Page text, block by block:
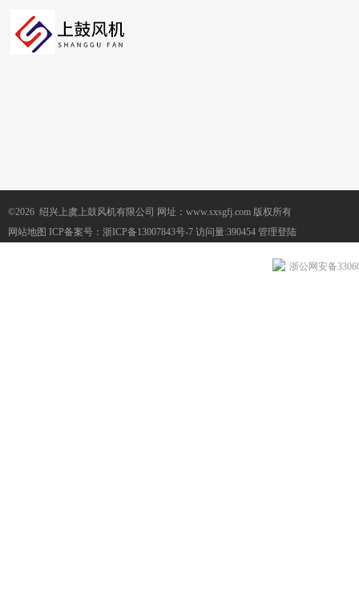
©2026 绍兴上虞上鼓风机有限公司 网址：www.sxsgfj.com 版权所有
网站地图 ICP备案号： 浙ICP备13007843号-7 访问量:390454 管理登陆
浙公网安备